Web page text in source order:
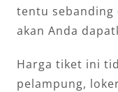
tentu sebanding
akan Anda
Harga tiket ini
pelampung,